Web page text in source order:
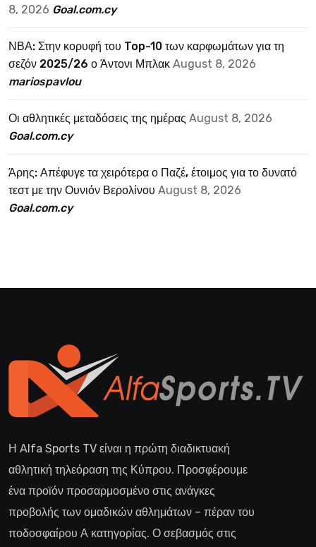
8, 2026 Goal.com.cy
ΝΒΑ: Στην κορυφή του Top-10 των καρφωμάτων για τη
σεζόν 2025/26 ο Άντονι Μπλακ August 8, 2026
mariospavlou
Οι αθλητικές μεταδόσεις της ημέρας August 8, 2026
Goal.com.cy
Άρης: Απέφυγε τα χειρότερα ο Παζέ, έτοιμος για το δυνατό
τεστ με την Ουνιόν Βερολίνου August 8, 2026
Goal.com.cy
Η Alfa Sports TV είναι η πρώτη διαδικτυακή
αθλητική τηλεόραση της Κύπρου. Προσφέρουμε
ένα προϊόν προσαρμοσμένο στις ανάγκες
προβολής των ομαδικών αθλημάτων – πέραν του
ποδοσφαίρου Α κατηγορίας. Ο σεβασμός στις